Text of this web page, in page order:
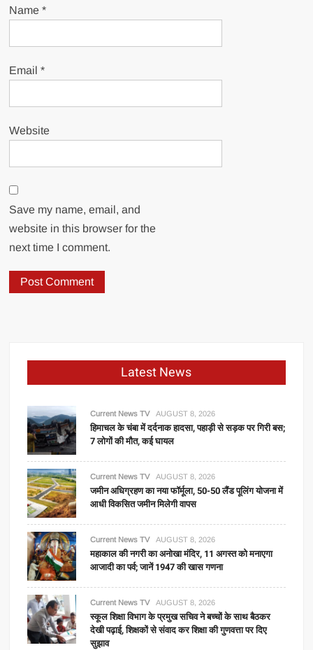
Name*
Email*
Website
Save my name, email, and
website in this browser for the
next time I comment.
Latest News
Current News TV AUGUST 8, 2026
हिमाचल के चंबा में दर्दनाक हादसा, पहाड़ी से सड़क पर गिरी बस;
7 लोगों की मौत, कई घायल
Current News TV AUGUST 8, 2026
जमीन अधिग्रहण का नया फॉर्मूला, 50-50 लैंड पूलिंग योजना में
आधी विकसित जमीन मिलेगी वापस
Current News TV AUGUST 8, 2026
महाकाल की नगरी का अनोखा मंदिर, 11 अगस्त को मनाएगा
आजादी का पर्व; जानें 1947 की खास गणना
Current News TV AUGUST 8, 2026
स्कूल शिक्षा विभाग के प्रमुख सचिव ने बच्चों के साथ बैठकर
देखी पढ़ाई, शिक्षकों से संवाद कर शिक्षा की गुणवत्ता पर दिए
सुझाव